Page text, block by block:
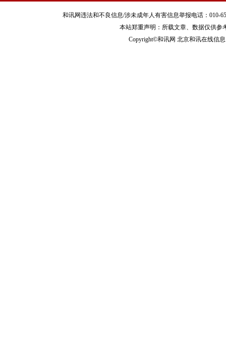
和讯网违法和不良信息/涉未成年人有害信息举报电话：010-
本站郑重声明：所载文章、数据仅供参
Copyright©和讯网 北京和讯在线信